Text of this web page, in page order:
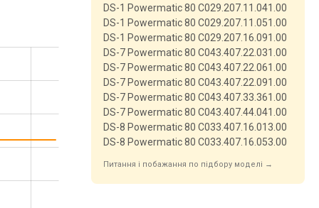
DS-1 Powermatic 80 C029.207.11.041.00
DS-1 Powermatic 80 C029.207.11.051.00
DS-1 Powermatic 80 C029.207.16.091.00
DS-7 Powermatic 80 C043.407.22.031.00
DS-7 Powermatic 80 C043.407.22.061.00
DS-7 Powermatic 80 C043.407.22.091.00
DS-7 Powermatic 80 C043.407.33.361.00
DS-7 Powermatic 80 C043.407.44.041.00
DS-8 Powermatic 80 C033.407.16.013.00
DS-8 Powermatic 80 C033.407.16.053.00
Питання і побажання по підбору моделі →